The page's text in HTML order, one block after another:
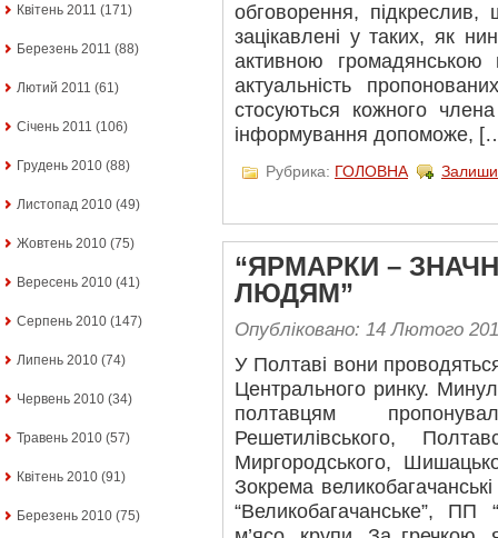
Квітень 2011 (171)
Березень 2011 (88)
Лютий 2011 (61)
Січень 2011 (106)
Грудень 2010 (88)
Листопад 2010 (49)
Жовтень 2010 (75)
Вересень 2010 (41)
Серпень 2010 (147)
Липень 2010 (74)
Червень 2010 (34)
Травень 2010 (57)
Квітень 2010 (91)
Березень 2010 (75)
обговорення,
зацікавлені у таких, як
активною
актуальність
стосуються кожного
інформування допоможе,
Рубрика: ГОЛОВНА
“ЯРМАРКИ –
ЛЮДЯМ”
Опубліковано: 14 Лютого
У Полтаві вони
Центрального ринку.
полтавцям
Решетилівського,
Миргородського,
Зокрема
“Великобагачанське”, ПП